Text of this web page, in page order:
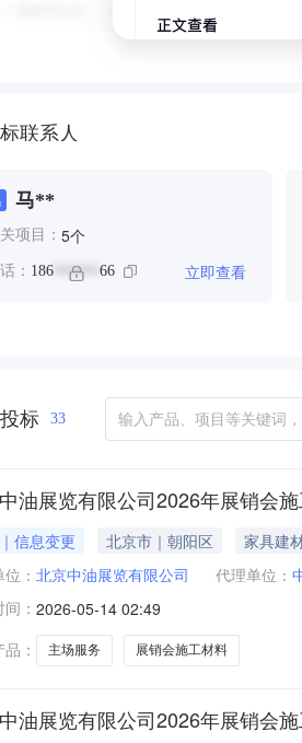
联系人
马**
项目： 5个
： 186 ****** 66 立即查看
标 33
油展览有限公司2026年展销会
信息变更 北京市｜朝阳区 家具建
： 北京中油展览有限公司 代理单位：
： 2026-05-14 02:49
：
主场服务 展销会施工材料
油展览有限公司2026年展销会